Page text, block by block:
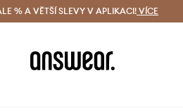
Kč) Doručení i do 24 h
% A VĚTŠÍ SLEVY V APLIKACI! VÍCE